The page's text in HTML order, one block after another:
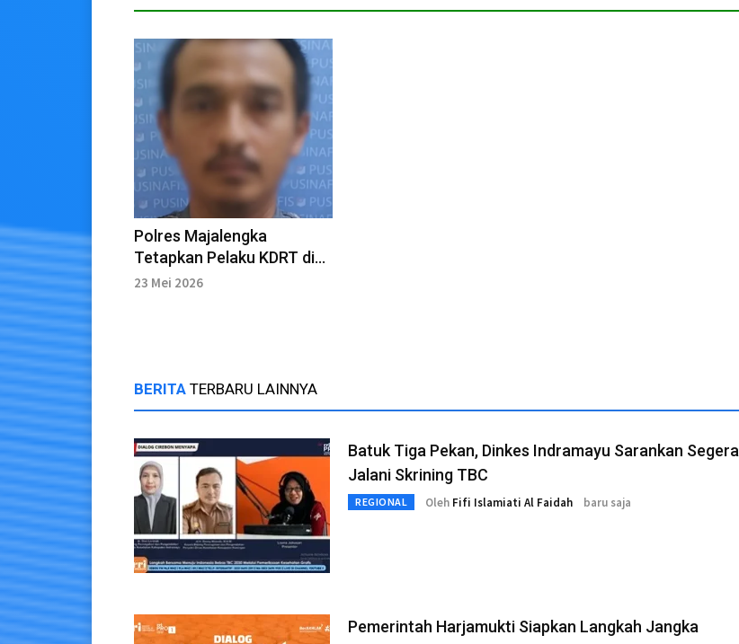
Polres Majalengka
Tetapkan Pelaku KDRT di
Kadipaten sebagai
23 Mei 2026
BERITA TERBARU LAINNYA
Batuk Tiga Pekan, Dinkes Indramayu Sarankan Segera
Jalani Skrining TBC
REGIONAL Oleh Fifi Islamiati Al Faidah baru saja
Pemerintah Harjamukti Siapkan Langkah Jangka